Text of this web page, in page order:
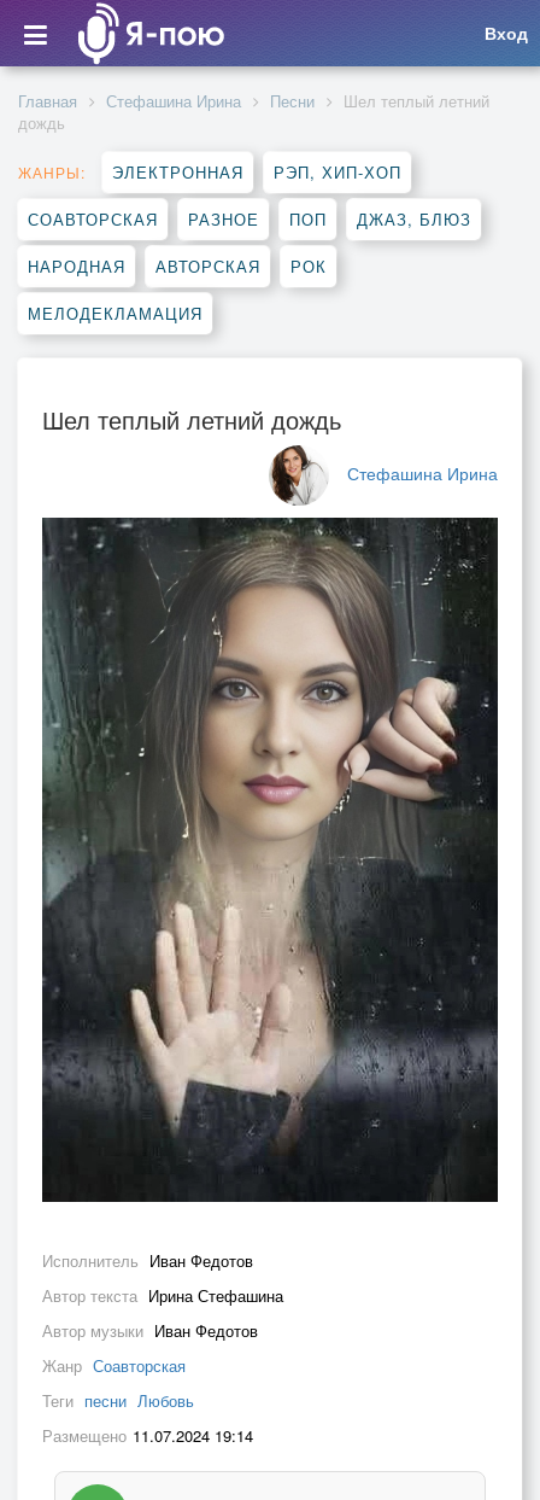
Вход
Главная Стефашина Ирина Песни
Шел теплый летний
дождь
ЖАНРЫ: ЭЛЕКТРОННАЯ РЭП, ХИП-ХОП
СОАВТОРСКАЯ РАЗНОЕ ПОП ДЖАЗ, БЛЮЗ
НАРОДНАЯ АВТОРСКАЯ РОК
МЕЛОДЕКЛАМАЦИЯ
Шел теплый летний дождь
Стефашина Ирина
Исполнитель Иван Федотов
Автор текста Ирина Стефашина
Автор музыки Иван Федотов
Жанр Соавторская
Теги песни Любовь
Размещено 11.07.2024 19:14